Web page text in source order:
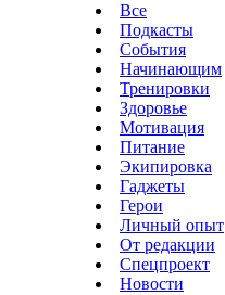
Все
Подкасты
События
Начинающим
Тренировки
Здоровье
Мотивация
Питание
Экипировка
Гаджеты
Герои
Личный опыт
От редакции
Спецпроект
Новости